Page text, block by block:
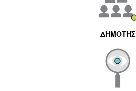
ΔΗΜΟΤΗΣ